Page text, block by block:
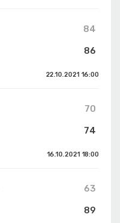
84
86
22.10.2021 16:00
70
74
16.10.2021 18:00
63
89